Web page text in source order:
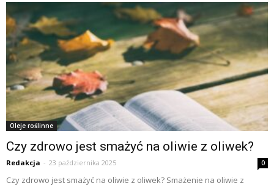
Oleje roślinne
Czy zdrowo jest smażyć na oliwie z oliwek?
Redakcja - 23 października 2025 0
Czy zdrowo jest smażyć na oliwie z oliwek? Smażenie na oliwie z